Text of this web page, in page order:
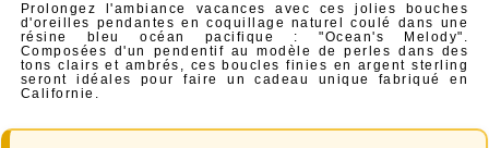
Prolongez l'ambiance vacances avec ces jolies bouches
d'oreilles pendantes en coquillage naturel coulé dans une
résine bleu océan pacifique : "Ocean's Melody".
Composées d'un pendentif au modèle de perles dans des
tons clairs et ambrés, ces boucles finies en argent sterling
seront idéales pour faire un cadeau unique fabriqué en
Californie.